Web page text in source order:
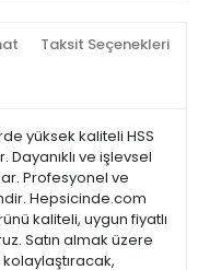
Taksit Seçenekleri
yüksek kaliteli HSS
Dayanıklı ve işlevsel
Profesyonel ve
Hepsicinde.com
kaliteli, uygun fiyatlı
Satın almak üzere
kolaylaştıracak,